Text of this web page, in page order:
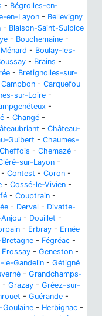
- Bégrolles-en-
en-Layon - Bellevigny
- Blaison-Saint-Sulpice
- Bouchemaine -
- Boulay-les-
- Brains -
- Bretignolles-sur-
Campbon - Carquefou
sur-Loire -
-
- Changé -
- Château-
Guibert - Chaumes-
Cheffois - Chemazé -
sur-Layon -
- Contest - Coron -
- Cossé-le-Vivien -
- Couptrain -
- Derval - Divatte-
- Douillet -
- Erbray - Ernée
- Fégréac -
Frossay - Geneston -
le-Gandelin - Gétigné
- Grandchamps-
- Grazay - Gréez-sur-
- Guérande -
Goulaine - Herbignac -